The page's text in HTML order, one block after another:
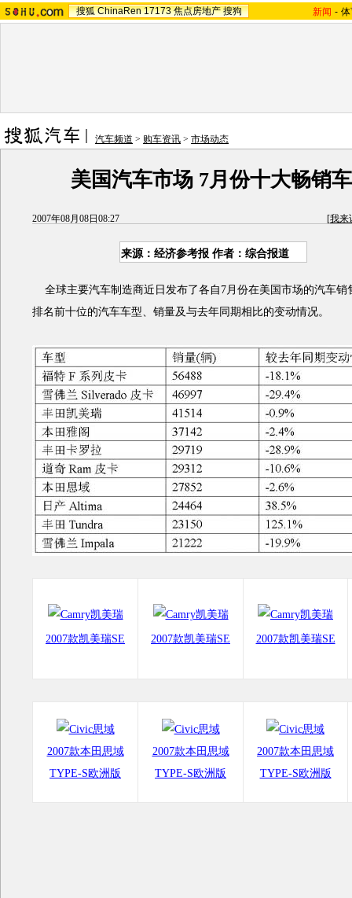
搜狐 ChinaRen 17173 焦点房地产 搜狗 新闻 -
汽车频道 > 购车资讯 > 市场动态
美国汽车市场 7月份十大畅销
2007年08月08日08:27 [我来
来源：经济参考报 作者：综合报道
全球主要汽车制造商近日发布了各自7月份在美国市场的汽车销
排名前十位的汽车车型、销量及与去年同期相比的变动情况。
2007款凯美瑞SE 2007款凯美瑞SE 2007款凯美瑞SE
2007款本田思域
TYPE-S欧洲版
2007款本田思域
TYPE-S欧洲版
2007款本田思域
TYPE-S欧洲版